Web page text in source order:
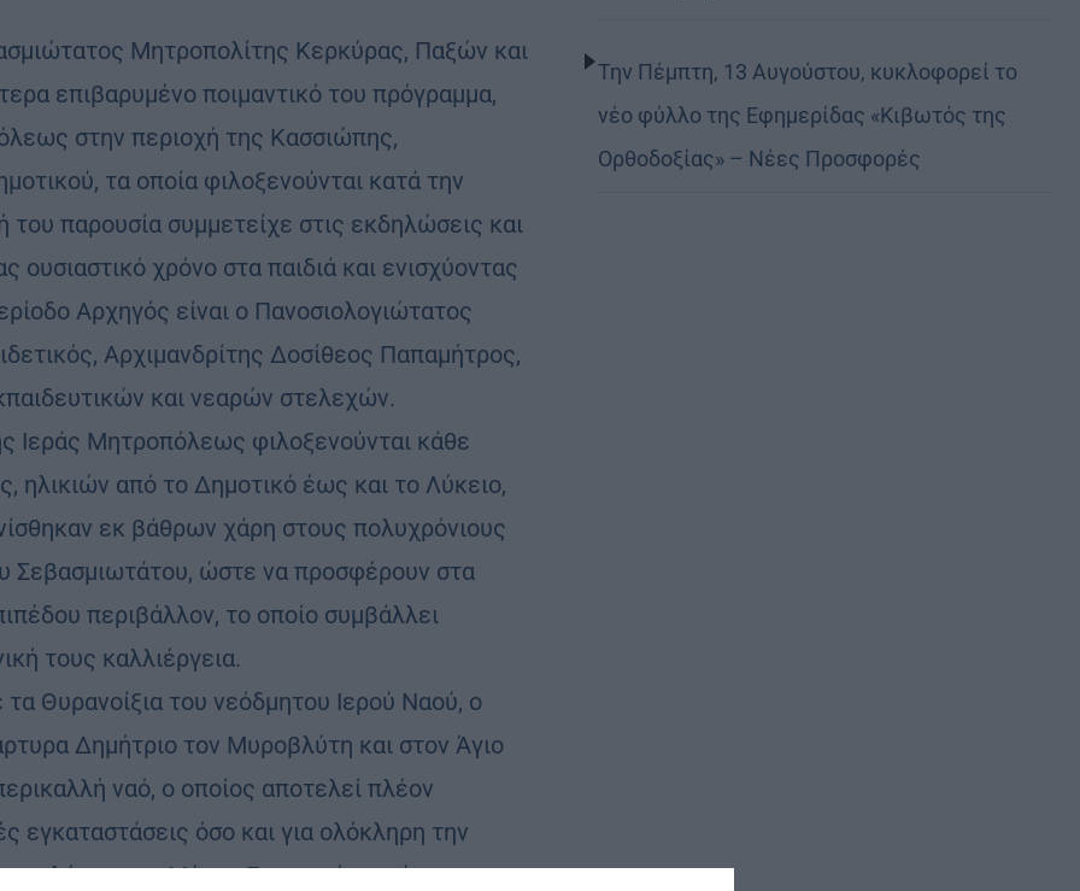
Μητροπολίτης Κερκύρας, Παξών και
επιβαρυμένο ποιμαντικό του πρόγραμμα,
στην περιοχή της Κασσιώπης,
τα οποία φιλοξενούνται κατά την
παρουσία συμμετείχε στις εκδηλώσεις και
χρόνο στα παιδιά και ενισχύοντας
Αρχηγός είναι ο Πανοσιολογιώτατος
Αρχιμανδρίτης Δοσίθεος Παπαμήτρος,
και νεαρών στελεχών.
Ιεράς Μητροπόλεως φιλοξενούνται κάθε
ηλικιών από το Δημοτικό έως και το Λύκειο,
εκ βάθρων χάρη στους πολυχρόνιους
Σεβασμιωτάτου, ώστε να προσφέρουν στα
περιβάλλον, το οποίο συμβάλλει
τους καλλιέργεια.
Θυρανοίξια του νεόδμητου Ιερού Ναού, ο
Δημήτριο τον Μυροβλύτη και στον Άγιο
ναό, ο οποίος αποτελεί πλέον
εγκαταστάσεις όσο και για ολόκληρη την
τελέστηκε ο Μέγας Εσπερινός, ενώ
Την Πέμπτη, 13 Αυγούστου, κυκλοφορεί το
νέο φύλλο της Εφημερίδας «Κιβωτός της
Ορθοδοξίας» – Νέες Προσφορές